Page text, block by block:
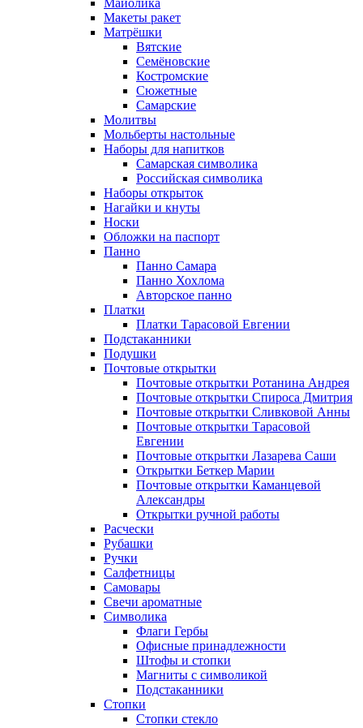
Майолика
Макеты ракет
Матрёшки
Вятские
Семёновские
Костромские
Сюжетные
Самарские
Молитвы
Мольберты настольные
Наборы для напитков
Самарская символика
Российская символика
Наборы открыток
Нагайки и кнуты
Носки
Обложки на паспорт
Панно
Панно Самара
Панно Хохлома
Авторское панно
Платки
Платки Тарасовой Евгении
Подстаканники
Подушки
Почтовые открытки
Почтовые открытки Ротанина Андрея
Почтовые открытки Спироса Дмитрия
Почтовые открытки Сливковой Анны
Почтовые открытки Тарасовой
Евгении
Почтовые открытки Лазарева Саши
Открытки Беткер Марии
Почтовые открытки Каманцевой
Александры
Открытки ручной работы
Расчески
Рубашки
Ручки
Салфетницы
Самовары
Свечи ароматные
Символика
Флаги Гербы
Офисные принадлежности
Штофы и стопки
Магниты с символикой
Подстаканники
Стопки
Стопки стекло